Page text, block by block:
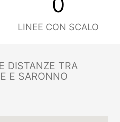
LINEE CON SCALO
DISTANZE TRA
E SARONNO